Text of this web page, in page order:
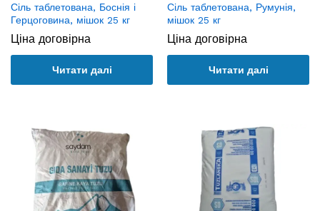
Сіль таблетована, Боснія і
Герцоговина, мішок 25 кг
Ціна договірна
Читати далі
Сіль таблетована, Румунія,
мішок 25 кг
Ціна договірна
Читати далі